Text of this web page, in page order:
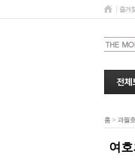
즐겨
홈 > 과월호
여